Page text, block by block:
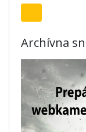
Archívna